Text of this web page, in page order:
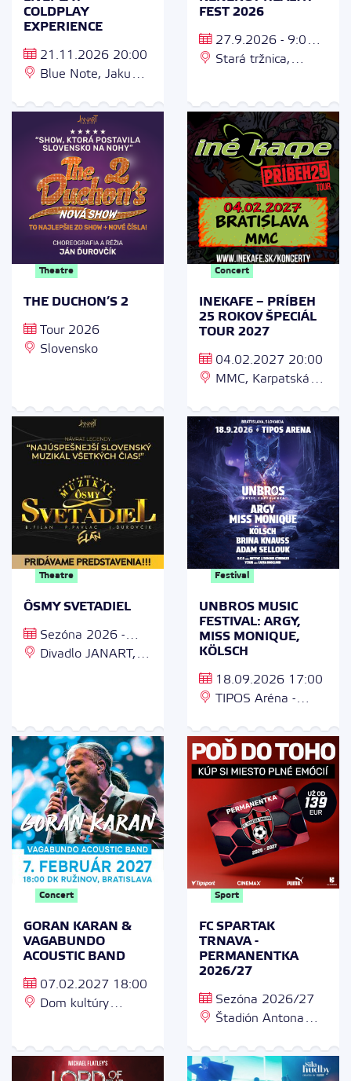
COLDPLAY
EXPERIENCE
21.11.2026 20:00
Blue Note, Jakuba
Nové Mesto nad
FEST 2026
27.9.2026 - 9:00 -
21:00Stará tržnica,
Theatre
THE DUCHON’S 2
Tour 2026
Slovensko
Concert
INEKAFE – PRÍBEH
25 ROKOV ŠPECIÁL
TOUR 2027
04.02.2027 20:00
MMC, Karpatská
Bratislava
Theatre
ÔSMY SVETADIEL
Sezóna 2026 -
2027Divadlo JANART,
Festival
UNBROS MUSIC
FESTIVAL: ARGY,
MISS MONIQUE,
KÖLSCH
18.09.2026 17:00
TIPOS Aréna -
Nepelu, Odbojárov 9,
831 04 Bratislava
Concert
GORAN KARAN &
VAGABUNDO
ACOUSTIC BAND
07.02.2027 18:00
Dom kultúry
04 Bratislava
Sport
FC SPARTAK
TRNAVA -
PERMANENTKA
2026/27
Sezóna 2026/27
Štadión Antona
Arena Trnava